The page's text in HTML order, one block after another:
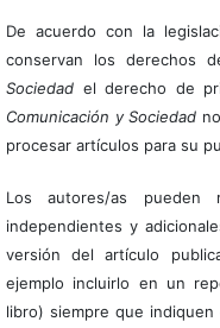
De acuerdo con la
conservan los derechos
Sociedadel derecho de
Comunicación y Sociedad
procesar artículos para su
Los autores/as pueden
independientes y
versión del artículo
ejemplo incluirlo en un
libro) siempre que